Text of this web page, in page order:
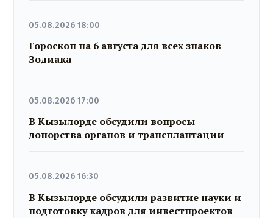
05.08.2026 18:00
Гороскоп на 6 августа для всех знаков
Зодиака
05.08.2026 17:00
В Кызылорде обсудили вопросы
донорства органов и трансплантации
05.08.2026 16:30
В Кызылорде обсудили развитие науки и
подготовку кадров для инвестпроектов